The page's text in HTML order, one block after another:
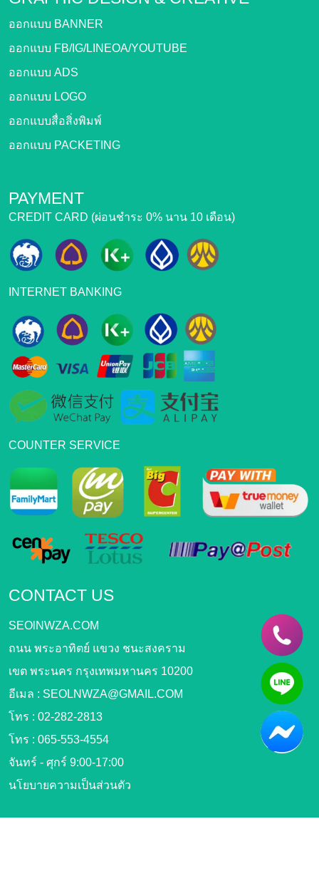
ออกแบบ BANNER
ออกแบบ FB/IG/LINEOA/YOUTUBE
ออกแบบ ADS
ออกแบบ LOGO
ออกแบบสื่อสิ่งพิมพ์
ออกแบบ PACKETING
PAYMENT
CREDIT CARD (ผ่อนชำระ 0% นาน 10 เดือน)
INTERNET BANKING
COUNTER SERVICE
CONTACT US
SEOlNWZA.COM
ถนน พระอาทิตย์ แขวง ชนะสงคราม
เขต พระนคร กรุงเทพมหานคร 10200
อีเมล : SEOLNWZA@GMAIL.COM
โทร : 02-282-2813
โทร : 065-553-4554
จันทร์ - ศุกร์ 9:00-17:00
นโยบายความเป็นส่วนตัว